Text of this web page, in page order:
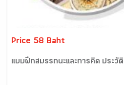
Price 58 Baht
แบบฝึกสมรรถนะและการคิด ประวั